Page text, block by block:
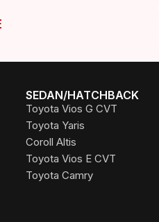
SEDAN/HATCHBACK
Toyota Vios G CVT
Toyota Yaris
Coroll Altis
Toyota Vios E CVT
Toyota Camry